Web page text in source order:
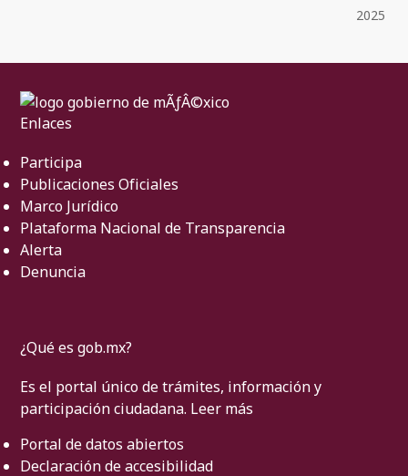
2025
Enlaces
Participa
Publicaciones Oficiales
Marco Jurídico
Plataforma Nacional de Transparencia
Alerta
Denuncia
¿Qué es gob.mx?
Es el portal único de trámites, información y
participación ciudadana. Leer más
Portal de datos abiertos
Declaración de accesibilidad